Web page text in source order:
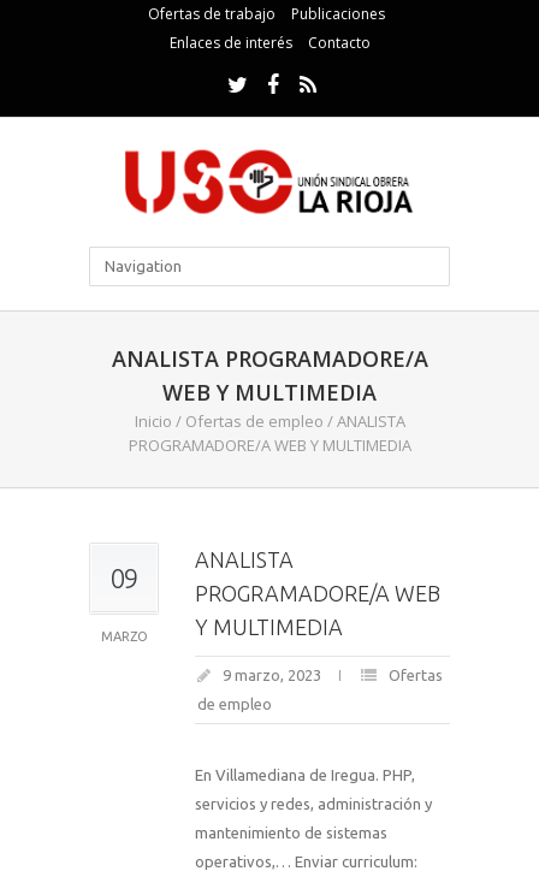
Ofertas de trabajo
Publicaciones
Enlaces de interés
Contacto
ANALISTA PROGRAMADORE/A
WEB Y MULTIMEDIA
Inicio / Ofertas de empleo /ANALISTA
PROGRAMADORE/A WEB Y MULTIMEDIA
09
MARZO
ANALISTA
PROGRAMADORE/A WEB
Y MULTIMEDIA
9 marzo, 2023
Ofertas
de empleo
En Villamediana de Iregua. PHP,
servicios y redes, administración y
mantenimiento de sistemas
operativos,… Enviar curriculum: